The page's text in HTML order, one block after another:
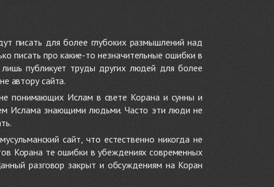
писать для более глубоких размышлений над
писать про какие-то незначительные ошибки в
публикует труды других людей для более
автору сайта.
понимающих Ислам в свете Корана и сунны и
Ислама знающими людьми. Часто эти люди не
сайт, что естественно никогда не
Корана те ошибки в убеждениях современных
разговор закрыт и обсуждениям на Коран